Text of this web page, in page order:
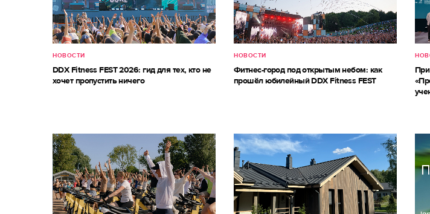
НОВОСТИ
DDX Fitness FEST 2026: гид для тех, кто не
хочет пропустить ничего
НОВОСТИ
Фитнес-город под открытым небом: как
прошёл юбилейный DDX Fitness FEST